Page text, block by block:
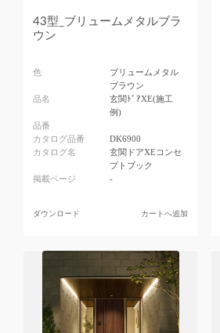
43型_ブリュームメタルブラ
ウン
色
ブリュームメタル
ブラウン
品名
玄関ﾄﾞｱXE(施工
例)
品番
カタログ品番
DK6900
カタログ名
玄関ドアXEコンセ
プトブック
掲載ページ
-
ダウンロード カートへ追加